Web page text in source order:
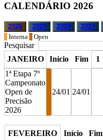
CALENDÁRIO 2026
2026 2025 2024 2023
Interna
Open
Pesquisar
JANEIRO
Início Fim 1
1ª Etapa 7º
Campeonato
Open de
Precisão
2026
24/01 24/01
FEVEREIRO
Início Fim